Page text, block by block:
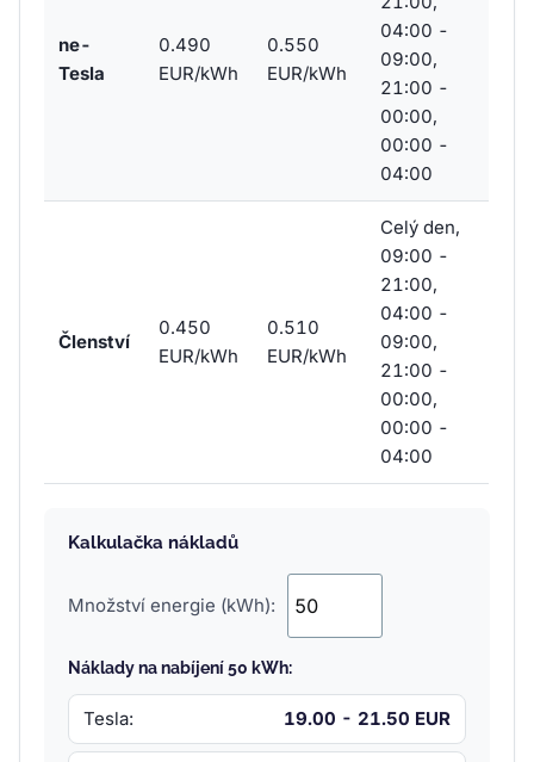
ne-
Tesla
0.490
EUR/kWh
0.550
EUR/kWh
04:00 -
09:00,
21:00 -
00:00,
00:00 -
04:00
Členství
0.450
EUR/kWh
0.510
EUR/kWh
Celý den,
09:00 -
21:00,
04:00 -
09:00,
21:00 -
00:00,
00:00 -
04:00
Kalkulačka nákladů
Množství energie (kWh):
Náklady na nabíjení 50 kWh:
Tesla: 19.00 - 21.50 EUR